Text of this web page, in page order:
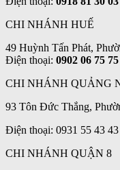
CHI NHÁNH HUẾ
49 Huỳnh Tấn Phát,
Điện thoại: 0902 06 75 75
CHI NHÁNH QUẢNG
93 Tôn Đức Thắng,
Điện thoại: 0931 55 43 43
CHI NHÁNH QUẬN 8